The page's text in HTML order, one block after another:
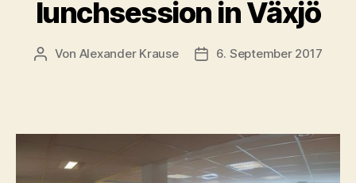
lunchsession in Växjö
Beitragsautor
Von Alexander Krause Beitragsdatum
6. September 2017